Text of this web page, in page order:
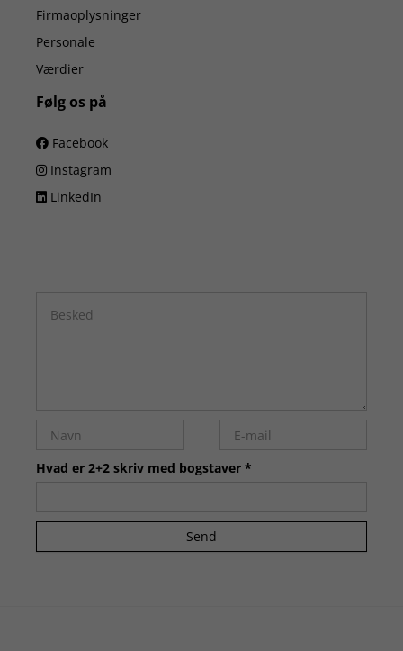
Firmaoplysninger
Personale
Værdier
Følg os på
Facebook
Instagram
LinkedIn
Hvad er 2+2 skriv med bogstaver *
Send